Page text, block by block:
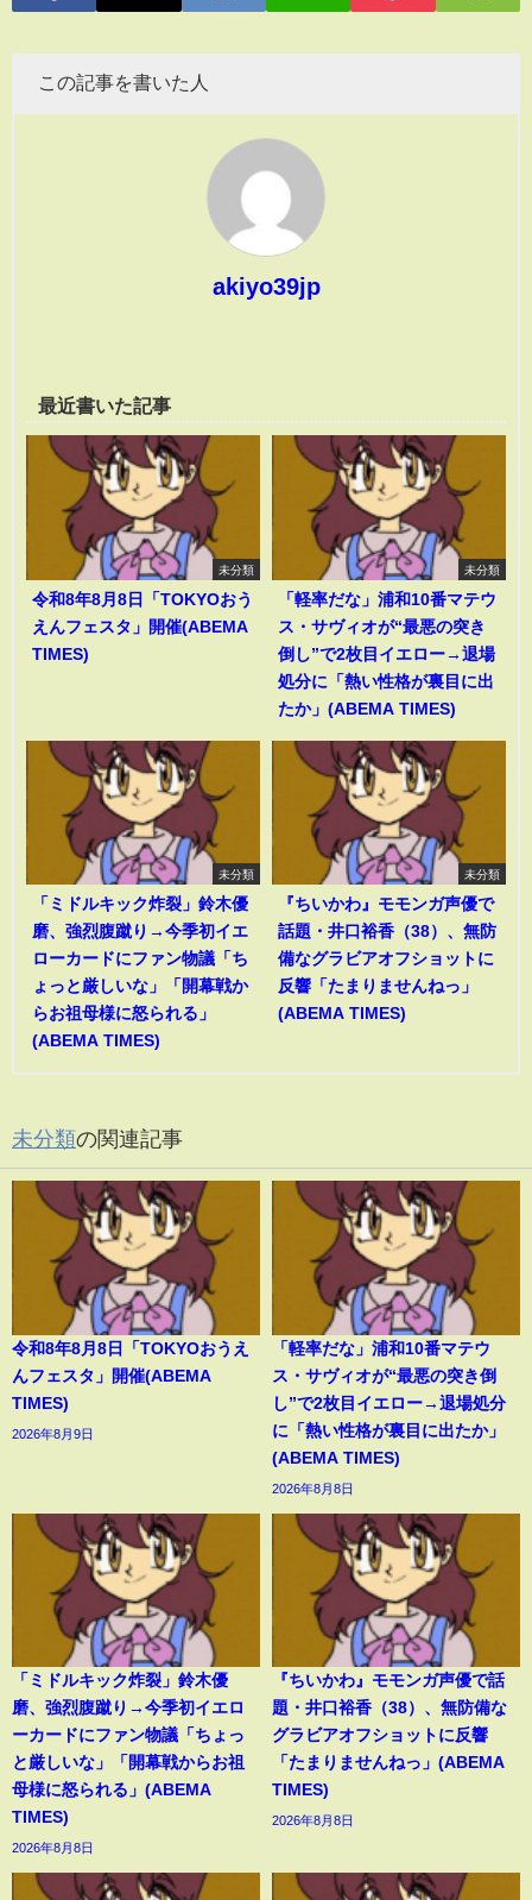
この記事を書いた人
akiyo39jp
最近書いた記事
未分類
令和8年8月8日「TOKYOおう
えんフェスタ」開催(ABEMA
TIMES)
未分類
「軽率だな」浦和10番マテウ
ス・サヴィオが“最悪の突き
倒し”で2枚目イエロー→退場
処分に「熱い性格が裏目に出
たか」(ABEMA TIMES)
未分類
「ミドルキック炸裂」鈴木優
磨、強烈腹蹴り→今季初イエ
ローカードにファン物議「ち
ょっと厳しいな」「開幕戦か
らお祖母様に怒られる」
(ABEMA TIMES)
未分類
『ちいかわ』モモンガ声優で
話題・井口裕香（38）、無防
備なグラビアオフショットに
反響「たまりませんねっ」
(ABEMA TIMES)
未分類の関連記事
令和8年8月8日「TOKYOおうえ
んフェスタ」開催(ABEMA
TIMES)
2026年8月9日
「軽率だな」浦和10番マテウ
ス・サヴィオが“最悪の突き倒
し”で2枚目イエロー→退場処分
に「熱い性格が裏目に出たか」
(ABEMA TIMES)
2026年8月8日
「ミドルキック炸裂」鈴木優
磨、強烈腹蹴り→今季初イエロ
ーカードにファン物議「ちょっ
と厳しいな」「開幕戦からお祖
母様に怒られる」(ABEMA
TIMES)
2026年8月8日
『ちいかわ』モモンガ声優で話
題・井口裕香（38）、無防備な
グラビアオフショットに反響
「たまりませんねっ」(ABEMA
TIMES)
2026年8月8日